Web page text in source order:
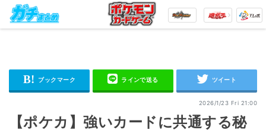
2026/1/23 Fri 21:00
【ポケカ】強いカードに共通する秘